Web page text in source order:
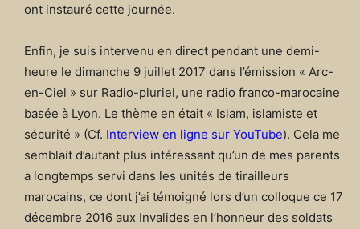
ont instauré cette journée.
Enfin, je suis intervenu en direct pendant une demi-
heure le dimanche 9 juillet 2017 dans l’émission « Arc-
en-Ciel » sur Radio-pluriel, une radio franco-marocaine
basée à Lyon. Le thème en était « Islam, islamiste et
sécurité » (Cf. Interview en ligne sur YouTube). Cela me
semblait d’autant plus intéressant qu’un de mes parents
a longtemps servi dans les unités de tirailleurs
marocains, ce dont j’ai témoigné lors d’un colloque ce 17
décembre 2016 aux Invalides en l’honneur des soldats